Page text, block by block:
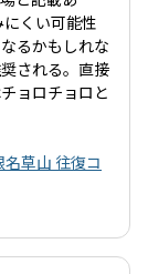
には自身の登
くい可能性
るかもしれな
される。直接
ョロチョロと
草山 往復コ